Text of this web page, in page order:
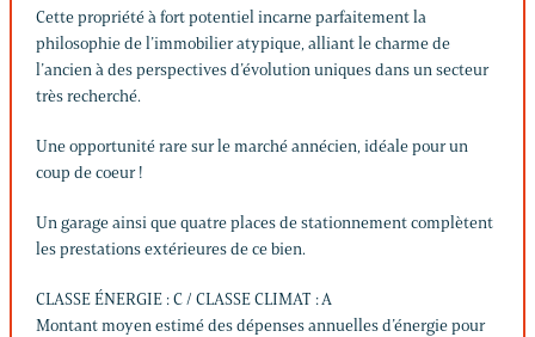
Cette propriété à fort potentiel incarne parfaitement la
philosophie de l’immobilier atypique, alliant le charme de
l’ancien à des perspectives d’évolution uniques dans un secteur
très recherché.
Une opportunité rare sur le marché annécien, idéale pour un
coup de coeur !
Un garage ainsi que quatre places de stationnement complètent
les prestations extérieures de ce bien.
CLASSE ÉNERGIE : C / CLASSE CLIMAT : A
Montant moyen estimé des dépenses annuelles d’énergie pour